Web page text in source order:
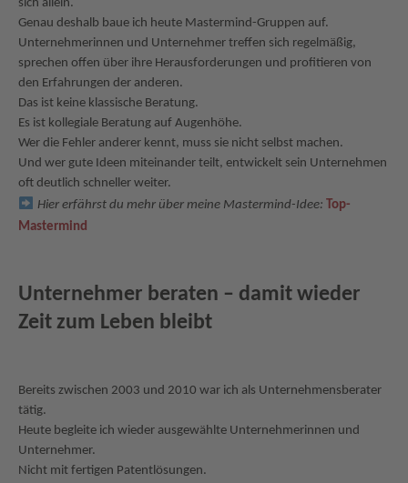
sich allein.
Genau deshalb baue ich heute Mastermind-Gruppen auf.
Unternehmerinnen und Unternehmer treffen sich regelmäßig,
sprechen offen über ihre Herausforderungen und profitieren von
den Erfahrungen der anderen.
Das ist keine klassische Beratung.
Es ist kollegiale Beratung auf Augenhöhe.
Wer die Fehler anderer kennt, muss sie nicht selbst machen.
Und wer gute Ideen miteinander teilt, entwickelt sein Unternehmen
oft deutlich schneller weiter.
Hier erfährst du mehr über meine Mastermind-Idee: Top-
Mastermind
Unternehmer beraten – damit wieder
Zeit zum Leben bleibt
Bereits zwischen 2003 und 2010 war ich als Unternehmensberater
tätig.
Heute begleite ich wieder ausgewählte Unternehmerinnen und
Unternehmer.
Nicht mit fertigen Patentlösungen.